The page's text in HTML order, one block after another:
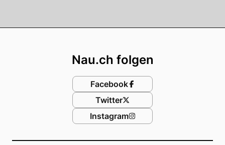
Nau.ch folgen
Facebook
Twitter
Instagram